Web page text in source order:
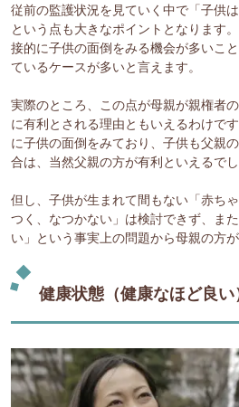
従前の監護状況を見ていく中で「子供
という点も大きなポイントとなります
接的に子供の面倒をみる機会が多いこ
ているケースが多いと言えます。
実際のところ、この点が母親が親権者
に有利とされる理由ともいえるわけで
に子供の面倒をみており、子供も父親
合は、当然父親の方が有利といえるでし
但し、子供が生まれて間もない「赤ち
つく、なつかない」は検討できず、ま
い」という事実上の問題から母親の方
健康状態（健康なほど良い